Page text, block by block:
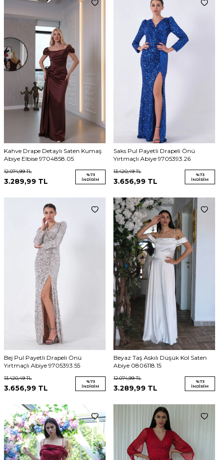
Kahve Drape Detaylı Saten Kumaş
Abiye Elbise 9704858.05
12.074,99TL
3.289,99 TL
%73
İNDIRIM
Saks Pul Payetli Drapeli Önü
Yırtmaçlı Abiye 9705393.26
13.420,49TL
3.656,99 TL
%73
İNDIRIM
Bej Pul Payetli Drapeli Önü
Yırtmaçlı Abiye 9705393.55
13.420,49TL
3.656,99 TL
%73
İNDIRIM
Beyaz Taş Askılı Düşük Kol Saten
Abiye 0806118.15
12.074,99TL
3.289,99 TL
%73
İNDIRIM